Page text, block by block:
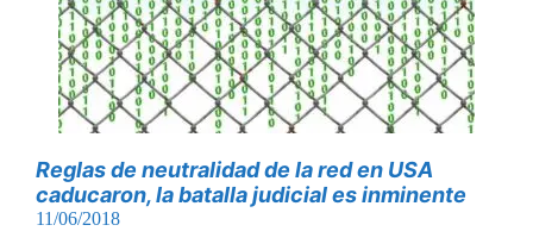
Reglas de neutralidad de la red en USA
caducaron, la batalla judicial es inminente
11/06/2018